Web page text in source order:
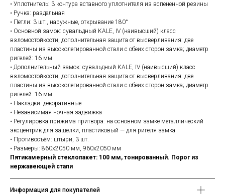
• Уплотнитель: 3 контура вставного уплотнителя из вспененной резины
• Ручка: раздельная
• Петли: 3 шт., наружные, открывание 180°
• Основной замок: сувальдный KALE, IV (наивысший) класс
взломостойкости, дополнительная защита от высверливания: две
пластины из высоколегированной стали с обеих сторон замка; диаметр
ригелей: 16 мм
• Дополнительный замок: сувальдный KALE, IV (наивысший) класс
взломостойкости, дополнительная защита от высверливания: две
пластины из высоколегированной стали с обеих сторон замка; диаметр
ригелей: 16 мм
• Накладки: декоративные
• Независимая ночная задвижка
• Регулировка прижима притвора: на основном замке металлический
эксцентрик для защелки, пластиковый — для ригеля замка
• Противосъём: штыри, 3 шт.
• Размеры: 860х2050 мм, 960х2050 мм
Пятикамерный стеклопакет: 100 мм, тонированный. Порог из
нержавеющей стали
Информация для покупателей